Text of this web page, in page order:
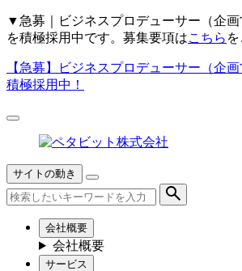
▼ 急募｜ビジネスプロデューサー（企画
を積極採用中です。募集要項はこちら
【急募】
ビジネスプロデューサー（企画
積極採用中！
サイトの動き
会社概要
会社概要
サービス